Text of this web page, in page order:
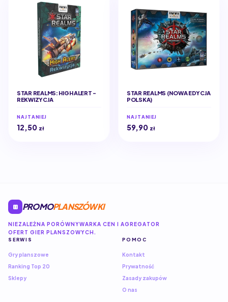
STAR REALMS: HIGH ALERT -
REKWIZYCJA
NAJTANIEJ
12,50 zł
STAR REALMS (NOWA EDYCJA
POLSKA)
NAJTANIEJ
59,90 zł
PROMOPLANSZÓWKI
NIEZALEŻNA PORÓWNYWARKA CEN I AGREGATOR
OFERT GIER PLANSZOWYCH.
SERWIS
Gry planszowe
Ranking Top 20
Sklepy
POMOC
Kontakt
Prywatność
Zasady zakupów
O nas